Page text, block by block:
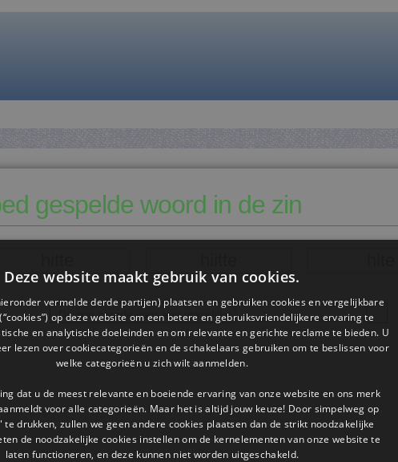
gespelde woord in de zin
De zon zorgde voor een vreselijke .
Deze website maakt gebruik van cookies.
vermelde derde partijen) plaatsen en gebruiken cookies en vergelijkbare
op deze website om een ​​betere en gebruiksvriendelijkere ervaring te
en analytische doeleinden en om relevante en gerichte reclame te bieden. U
lezen over cookiecategorieën en de schakelaars gebruiken om te beslissen voor
welke categorieën u zich wilt aanmelden.
dat u de meest relevante en boeiende ervaring van onze website en ons merk
voor alle categorieën. Maar het is altijd jouw keuze! Door simpelweg op
te drukken, zullen we geen andere cookies plaatsen dan de strikt noodzakelijke
de noodzakelijke cookies instellen om de kernelementen van onze website te
laten functioneren, en deze kunnen niet worden uitgeschakeld.